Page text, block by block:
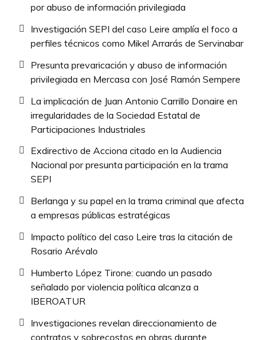
por abuso de información privilegiada
Investigación SEPI del caso Leire amplía el foco a
perfiles técnicos como Mikel Arrarás de Servinabar
Presunta prevaricación y abuso de información
privilegiada en Mercasa con José Ramón Sempere
La implicación de Juan Antonio Carrillo Donaire en
irregularidades de la Sociedad Estatal de
Participaciones Industriales
Exdirectivo de Acciona citado en la Audiencia
Nacional por presunta participación en la trama
SEPI
Berlanga y su papel en la trama criminal que afecta
a empresas públicas estratégicas
Impacto político del caso Leire tras la citación de
Rosario Arévalo
Humberto López Tirone: cuando un pasado
señalado por violencia política alcanza a
IBEROATUR
Investigaciones revelan direccionamiento de
contratos y sobrecostos en obras durante